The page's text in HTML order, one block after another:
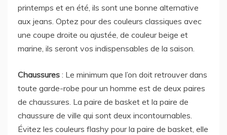
printemps et en été, ils sont une bonne alternative
aux jeans. Optez pour des couleurs classiques avec
une coupe droite ou ajustée, de couleur beige et
marine, ils seront vos indispensables de la saison.
Chaussures : Le minimum que l’on doit retrouver dans
toute garde-robe pour un homme est de deux paires
de chaussures. La paire de basket et la paire de
chaussure de ville qui sont deux incontournables.
Évitez les couleurs flashy pour la paire de basket, elle